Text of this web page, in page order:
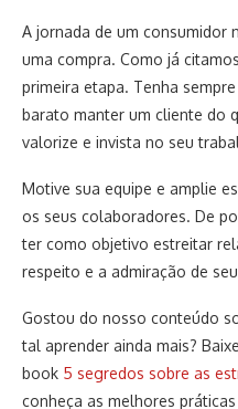
A jornada de um consumidor
uma compra. Como já
primeira etapa. Tenha
barato manter um cliente do
valorize e invista no seu
Motive sua equipe e amplie
os seus colaboradores. De
ter como objetivo estreitar
respeito e a admiração de
Gostou do nosso conteúdo
tal aprender ainda mais?
book 5 segredos sobre as
conheça as melhores